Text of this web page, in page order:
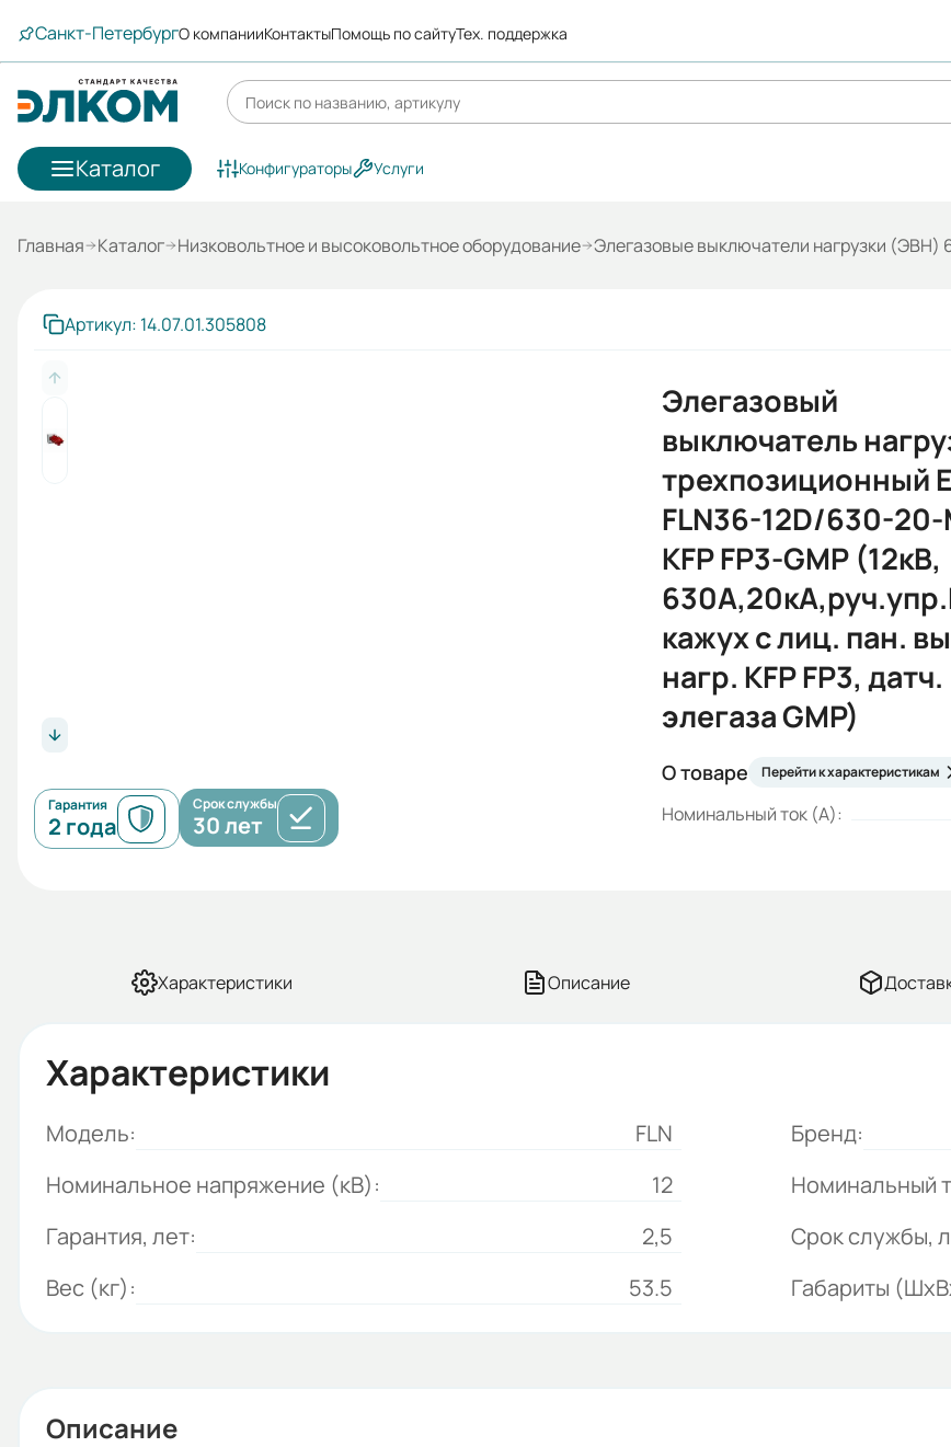
Санкт-ПетербургО компанииКонтактыПомощь по сайтуТех. поддержка
Каталог Конфигураторы Услуги
Главная Каталог Низковольтное и высоковольтное оборудование Элегазовые выключатели нагрузки (ЭВН)
Артикул: 14.07.01.305808
Гарантия
2 года
Срок службы
30 лет
Элегазовый
выключатель
трехпозиционный
FLN36-12D/630-20-
KFP FP3-GMP (12кВ,
кажух с лиц. пан.
нагр. KFP FP3, датч.
элегаза GMP)
О товаре Перейти к характеристикам
Номинальный ток (А):
Характеристики Описание
Характеристики
Модель: FLN Бренд:
Номинальное напряжение (кВ):
12 Номинальный
Гарантия, лет:
2,5 Срок службы,
Вес (кг):
53.5 Габариты
Описание